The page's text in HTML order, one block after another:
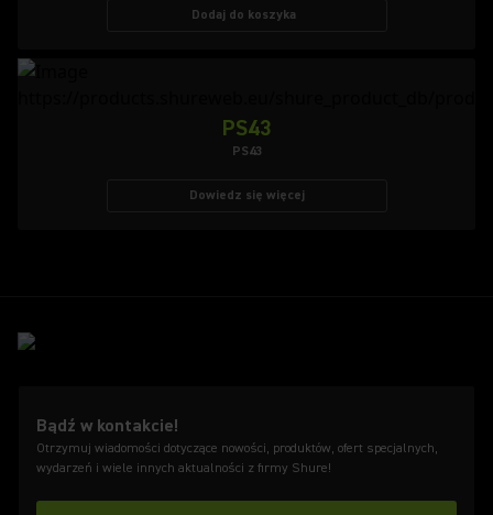
Dodaj do koszyka
PS43
PS43
Dowiedz się więcej
Bądź w kontakcie!
Otrzymuj wiadomości dotyczące nowości, produktów, ofert specjalnych,
wydarzeń i wiele innych aktualności z firmy Shure!